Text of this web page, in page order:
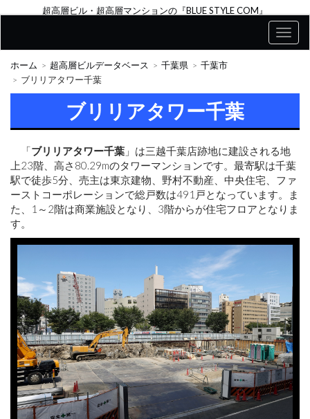
超高層ビル・超高層マンションの『BLUE STYLE COM』
ホーム 超高層ビルデータベース 千葉県
千葉市
ブリリアタワー千葉
ブリリアタワー千葉
「ブリリアタワー千葉 」は三越千葉店跡地に建設される地
上23階、高さ80.29mのタワーマンションです。最寄駅は千葉
駅で徒歩5分、売主は東京建物、野村不動産、中央住宅、ファ
ーストコーポレーションで総戸数は491戸となっています。ま
た、1～2階は商業施設となり、3階からが住宅フロアとなりま
す。